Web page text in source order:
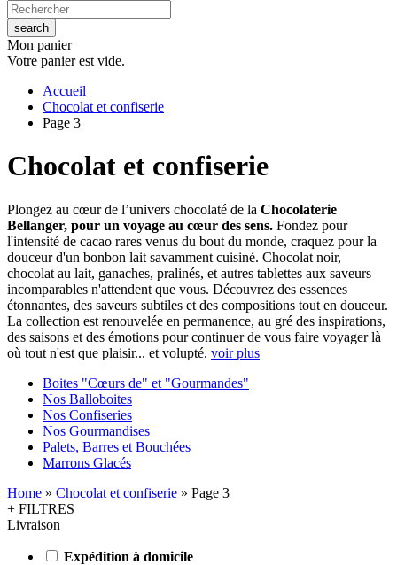
Mon panier
Votre panier est vide.
Accueil
Chocolat et confiserie
Page 3
Chocolat et confiserie
Plongez au cœur de l’univers chocolaté de la Chocolaterie
Bellanger, pour un voyage au cœur des sens. Fondez pour
l'intensité de cacao rares venus du bout du monde, craquez pour la
douceur d'un bonbon lait savamment cuisiné. Chocolat noir,
chocolat au lait, ganaches, pralinés, et autres tablettes aux saveurs
incomparables n'attendent que vous. Découvrez des essences
étonnantes, des saveurs subtiles et des compositions tout en douceur.
La collection est renouvelée en permanence, au gré des inspirations,
des saisons et des émotions pour continuer de vous faire voyager là
où tout n'est que plaisir... et volupté. voir plus
Boites "Cœurs de" et "Gourmandes"
Nos Balloboites
Nos Confiseries
Nos Gourmandises
Palets, Barres et Bouchées
Marrons Glacés
Home » Chocolat et confiserie » Page 3
+ FILTRES
Livraison
Expédition à domicile